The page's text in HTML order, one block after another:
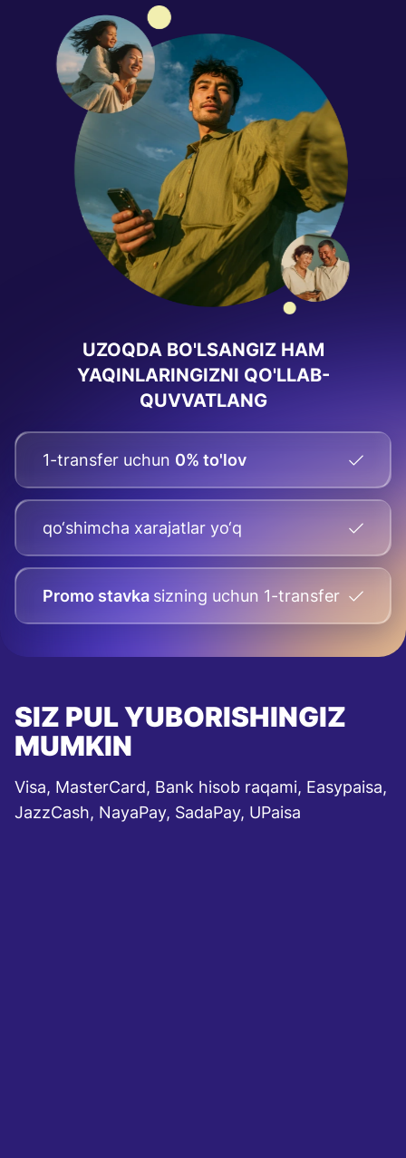
UZOQDA BO'LSANGIZ HAM
YAQINLARINGIZNI QO'LLAB-
QUVVATLANG
1-transfer uchun 0% to'lov
qo‘shimcha xarajatlar yo‘q
Promo stavka sizning uchun 1-transfer
SIZ PUL YUBORISHINGIZ
MUMKIN
Visa, MasterCard, Bank hisob raqami, Easypaisa,
JazzCash, NayaPay, SadaPay, UPaisa